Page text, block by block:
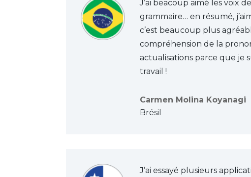
J’ai beacoup aimé les voix
grammaire… en résumé,
c’est beaucoup plus
compréhension de la
actualisations parce que je
travail !
Carmen Molina Koyanagi
Brésil
J’ai essayé plusieurs